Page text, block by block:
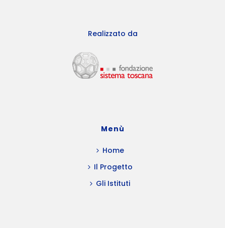
Realizzato da
Menù
Home
Il Progetto
Gli Istituti